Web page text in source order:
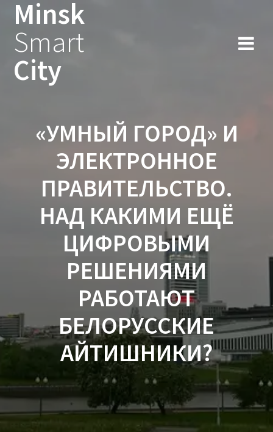
Minsk
Smart
City
«УМНЫЙ ГОРОД» И
ЭЛЕКТРОННОЕ
ПРАВИТЕЛЬСТВО.
НАД КАКИМИ ЕЩЁ
ЦИФРОВЫМИ
РЕШЕНИЯМИ
РАБОТАЮТ
БЕЛОРУССКИЕ
АЙТИШНИКИ?